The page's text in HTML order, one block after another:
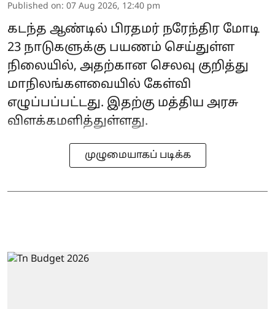
Published on: 07 Aug 2026, 12:40 pm
கடந்த ஆண்டில் பிரதமர் நரேந்திர மோடி
23 நாடுகளுக்கு பயணம் செய்துள்ள
நிலையில், அதற்கான செலவு குறித்து
மாநிலங்களவையில் கேள்வி
எழுப்பப்பட்டது. இதற்கு மத்திய அரசு
விளக்கமளித்துள்ளது.
முழுமையாகப் படிக்க